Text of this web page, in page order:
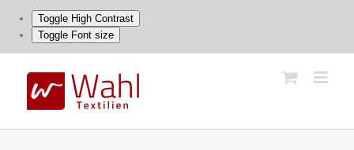
Toggle High Contrast
Toggle Font size
content